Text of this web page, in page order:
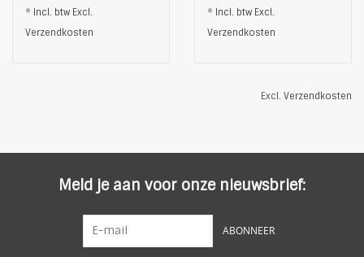
* Incl. btw Excl.
Verzendkosten
* Incl. btw Excl.
Verzendkosten
Excl. Verzendkosten
Meld je aan voor onze nieuwsbrief:
ABONNEER